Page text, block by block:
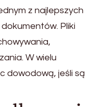
z najlepszych
Pliki
W wielu
dowodową, jeśli są